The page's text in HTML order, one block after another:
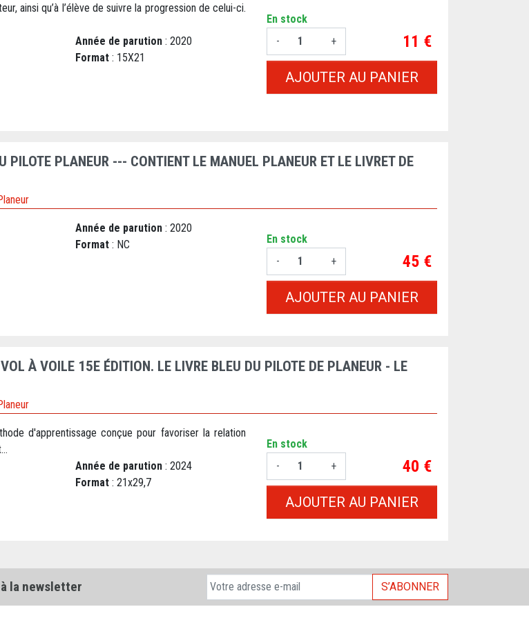
ainsi qu’à l’élève de suivre la progression de celui-ci.
Année de parution : 2020
Format : 15X21
En stock
-
+ Prix
11 €
AJOUTER AU PANIER
PILOTE PLANEUR --- CONTIENT LE MANUEL PLANEUR ET LE LIVRET DE
Année de parution : 2020
Format : NC
En stock
-
+ Prix
45 €
AJOUTER AU PANIER
À VOILE 15E ÉDITION. LE LIVRE BLEU DU PILOTE DE PLANEUR - LE
d'apprentissage conçue pour favoriser la relation
Année de parution : 2024
Format : 21x29,7
En stock
-
+ Prix
40 €
AJOUTER AU PANIER
la newsletter S’ABONNER